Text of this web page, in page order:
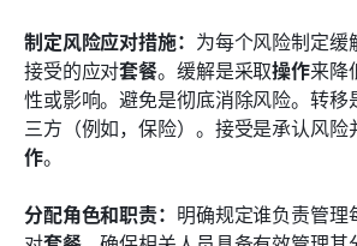
制定风险应对措施： 为每个风险制定
接受的应对套餐。缓解是采取操作来降
性或影响。避免是彻底消除风险。转移
三方（例如，保险）。接受是承认风险
作。
分配角色和职责： 明确规定谁负责管理